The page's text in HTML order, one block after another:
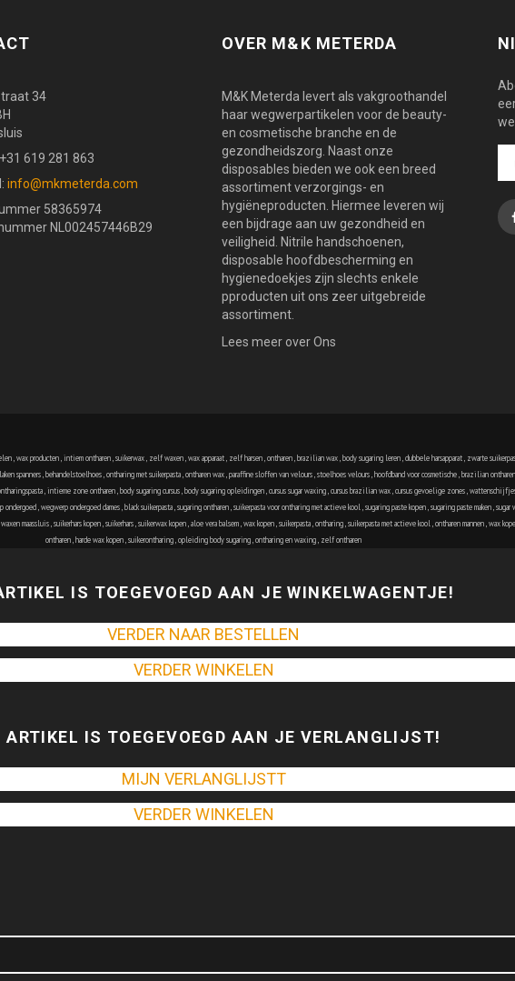
34
619 281 863
info@mkmeterda.com
58365974
NL002457446B29
OVER M&K METERDA
M&K Meterda levert als vakgroothandel
haar wegwerpartikelen voor de beauty-
en cosmetische branche en de
gezondheidszorg. Naast onze
disposables bieden we ook een breed
assortiment verzorgings- en
hygiëneproducten. Hiermee leveren wij
een bijdrage aan uw gezondheid en
veiligheid. Nitrile handschoenen,
disposable hoofdbescherming en
hygienedoekjes zijn slechts enkele
pproducten uit ons zeer uitgebreide
assortiment.
Lees meer over Ons
,wax producten,intiem ontharen,suikerwax, zelf waxen,wax apparaat, zelf harsen,ontharen,brazilian wax,body sugaring leren,dubbele harsapparat, zwarte
spanners,behandelstoelhoes,ontharing met suikerpasta,ontharen wax,paraffine sloffen van velours,stoelhoes velours,hoofdband voor cosmetische,brazilian ontharen
,intieme zone ontharen,body sugaring cursus,body sugaring opleidingen,cursus sugar waxing,cursus brazilian wax,cursus gevoelige zones,
ondergoed,wegwerp ondergoed dames,black suikerpasta,sugaring ontharen,suikerpasta voor ontharing met actieve kool,sugaring paste kopen,sugaring paste maken,sugar
waxen maassluis,suikerhars kopen,suikerhars,suikerwax kopen,aloe vera balsem,wax kopen,suikerpasta,ontharing,suikerpasta met actieve kool,ontharen mannen,wax
ontharen,harde wax kopen,suikerontharing,opleiding body sugaring,ontharing en waxing, zelf ontharen
IS TOEGEVOEGD AAN JE WINKELWAGENTJE!
VERDER NAAR BESTELLEN
VERDER WINKELEN
ARTIKEL IS TOEGEVOEGD AAN JE VERLANGLIJST!
MIJN VERLANGLIJSTT
VERDER WINKELEN